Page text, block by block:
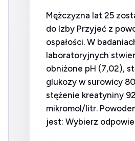
Mężczyzna lat 25
do Izby Przyjeć z
ospałości. W
laboratoryjnych
obniżone pH (7,02),
glukozy w surowicy
stężenie kreatyniny 92
mikromol/litr.
jest: Wybierz